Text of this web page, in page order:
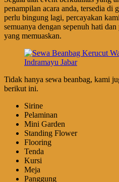
penampilan acara anda, tersedia di
perlu bingung lagi, percayakan
semuanya dengan sepenuh hati
yang memuaskan.
Tidak hanya sewa beanbag, kami
berikut ini.
Sirine
Pelaminan
Mini Garden
Standing Flower
Flooring
Tenda
Kursi
Meja
Panggung